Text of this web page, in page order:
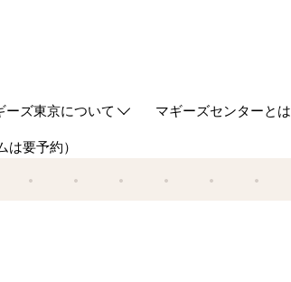
ーズ東京について
us
ギーズ東京ってどんなところ？
築とデザイン
ケジュール
同代表からのご挨拶
事の紹介
タッフ
ギーズ流サポート研修
マギーズセンターとは
要予約）